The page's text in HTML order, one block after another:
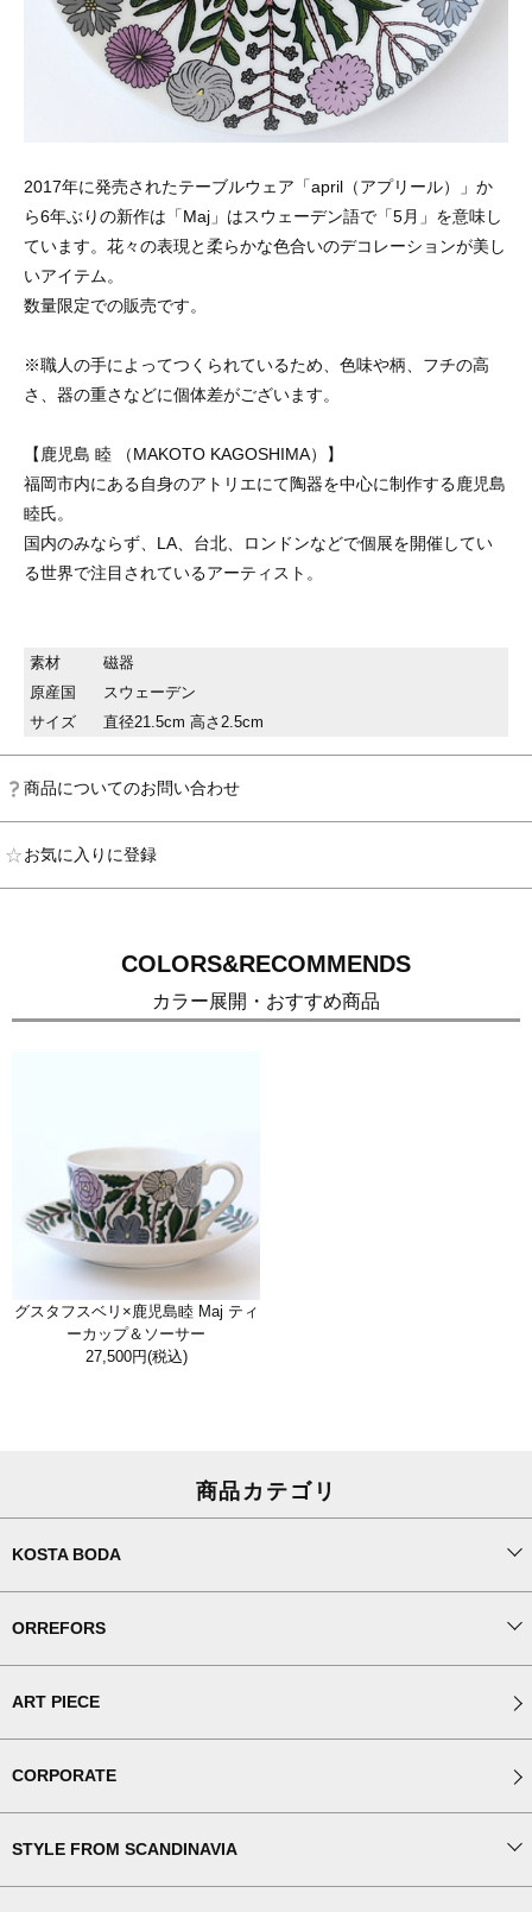
2017年に発売されたテーブルウェア「april（アプリール）」か
ら6年ぶりの新作は「Maj」はスウェーデン語で「5月」を意味し
ています。花々の表現と柔らかな色合いのデコレーションが美し
いアイテム。
数量限定での販売です。
※職人の手によってつくられているため、色味や柄、フチの高
さ、器の重さなどに個体差がございます。
【鹿児島 睦 （MAKOTO KAGOSHIMA）】
福岡市内にある自身のアトリエにて陶器を中心に制作する鹿児島
睦氏。
国内のみならず、LA、台北、ロンドンなどで個展を開催してい
る世界で注目されているアーティスト。
素材
磁器
原産国
スウェーデン
サイズ
直径21.5cm 高さ2.5cm
商品についてのお問い合わせ
お気に入りに登録
COLORS&RECOMMENDS
カラー展開・おすすめ商品
グスタフスベリ×鹿児島睦 Maj ティ
ーカップ＆ソーサー
27,500円(税込)
商品カテゴリ
KOSTA BODA
ORREFORS
ART PIECE
CORPORATE
STYLE FROM SCANDINAVIA